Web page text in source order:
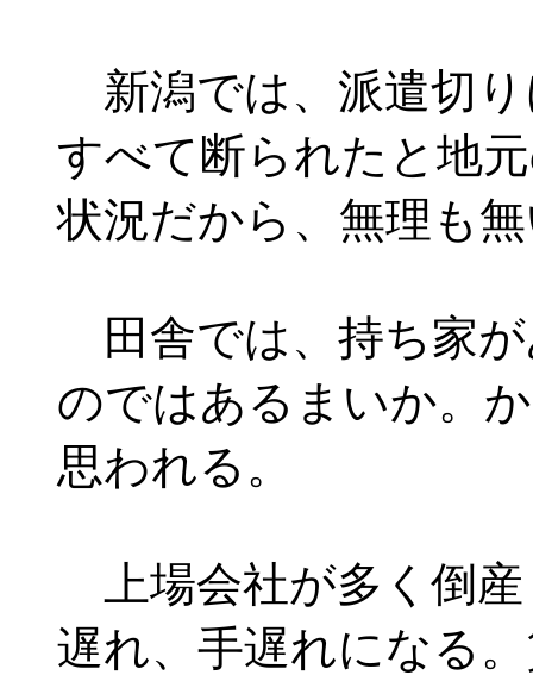
新潟では、派遣切り
すべて断られたと地
状況だから、無理も
田舎では、持ち家が
のではあるまいか。
思われる。
上場会社が多く倒産
遅れ、手遅れになる